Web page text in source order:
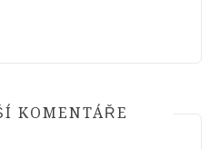
KOMENTÁŘE